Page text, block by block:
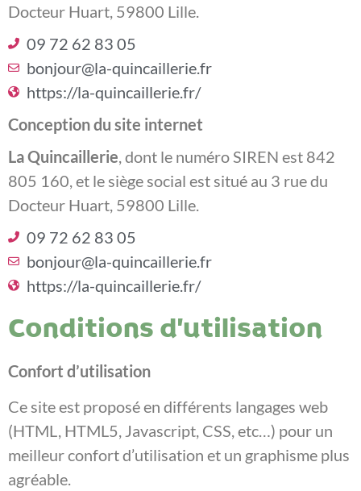
Docteur Huart, 59800 Lille.
09 72 62 83 05
bonjour@la-quincaillerie.fr
https://la-quincaillerie.fr/
Conception du site internet
La Quincaillerie , dont le numéro SIREN est 842
805 160, et le siège social est situé au 3 rue du
Docteur Huart, 59800 Lille.
09 72 62 83 05
bonjour@la-quincaillerie.fr
https://la-quincaillerie.fr/
Conditions d’utilisation
Confort d’utilisation
Ce site est proposé en différents langages web
(HTML, HTML5, Javascript, CSS, etc…) pour un
meilleur confort d’utilisation et un graphisme plus
agréable.